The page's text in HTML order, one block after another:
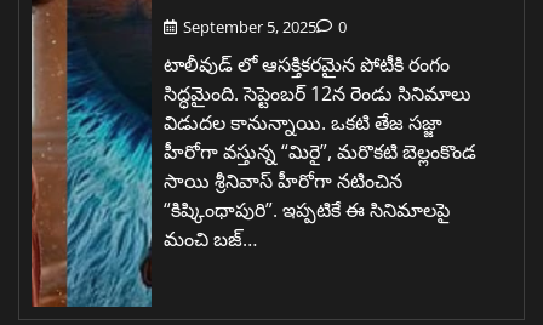
September 5, 2025 0
టాలీవుడ్ లో ఆసక్తికరమైన పోటీకి రంగం
సిద్ధమైంది. సెప్టెంబర్ 12న రెండు సినిమాలు
విడుదల కానున్నాయి. ఒకటి తేజ సజ్జా
హీరోగా వస్తున్న “మిరై”, మరొకటి బెల్లంకొండ
సాయి శ్రీనివాస్ హీరోగా నటించిన
“కిష్కింధాపురి”. ఇప్పటికే ఈ సినిమాలపై
మంచి బజ్…